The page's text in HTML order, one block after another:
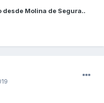
Molina de Segura..